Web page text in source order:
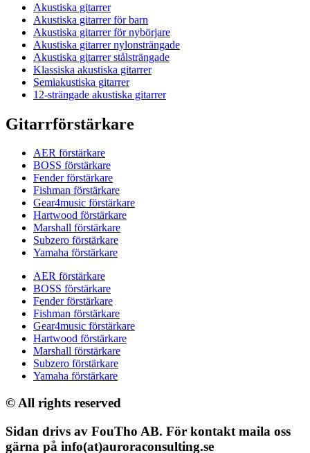
Akustiska gitarrer
Akustiska gitarrer för barn
Akustiska gitarrer för nybörjare
Akustiska gitarrer nylonsträngade
Akustiska gitarrer stålsträngade
Klassiska akustiska gitarrer
Semiakustiska gitarrer
12-strängade akustiska gitarrer
Gitarrförstärkare
AER förstärkare
BOSS förstärkare
Fender förstärkare
Fishman förstärkare
Gear4music förstärkare
Hartwood förstärkare
Marshall förstärkare
Subzero förstärkare
Yamaha förstärkare
AER förstärkare
BOSS förstärkare
Fender förstärkare
Fishman förstärkare
Gear4music förstärkare
Hartwood förstärkare
Marshall förstärkare
Subzero förstärkare
Yamaha förstärkare
© All rights reserved
Sidan drivs av FouTho AB. För kontakt maila oss
gärna på info(at)auroraconsulting.se